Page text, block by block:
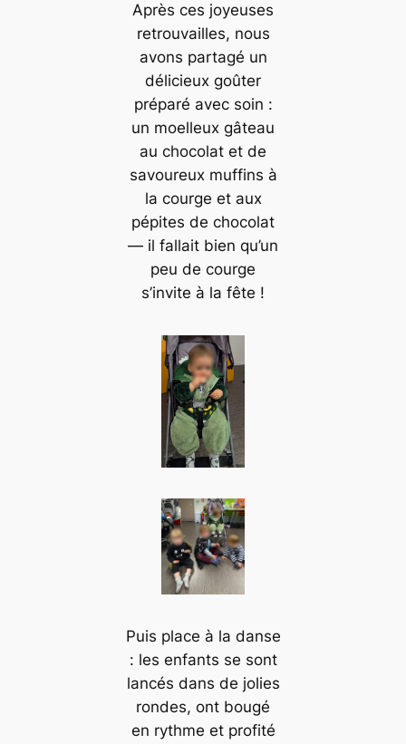
Après ces joyeuses
retrouvailles, nous
avons partagé un
délicieux goûter
préparé avec soin :
un moelleux gâteau
au chocolat et de
savoureux muffins à
la courge et aux
pépites de chocolat
— il fallait bien qu’un
peu de courge
s’invite à la fête !
Puis place à la danse
: les enfants se sont
lancés dans de jolies
rondes, ont bougé
en rythme et profité